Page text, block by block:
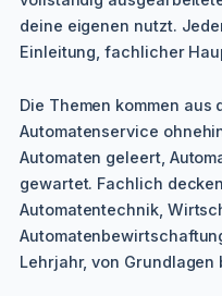
deine eigenen nutzt.
Einleitung, fachlicher
Die Themen kommen
Automatenservice
Automaten geleert,
gewartet. Fachlich
Automatentechnik,
Lehrjahr, von